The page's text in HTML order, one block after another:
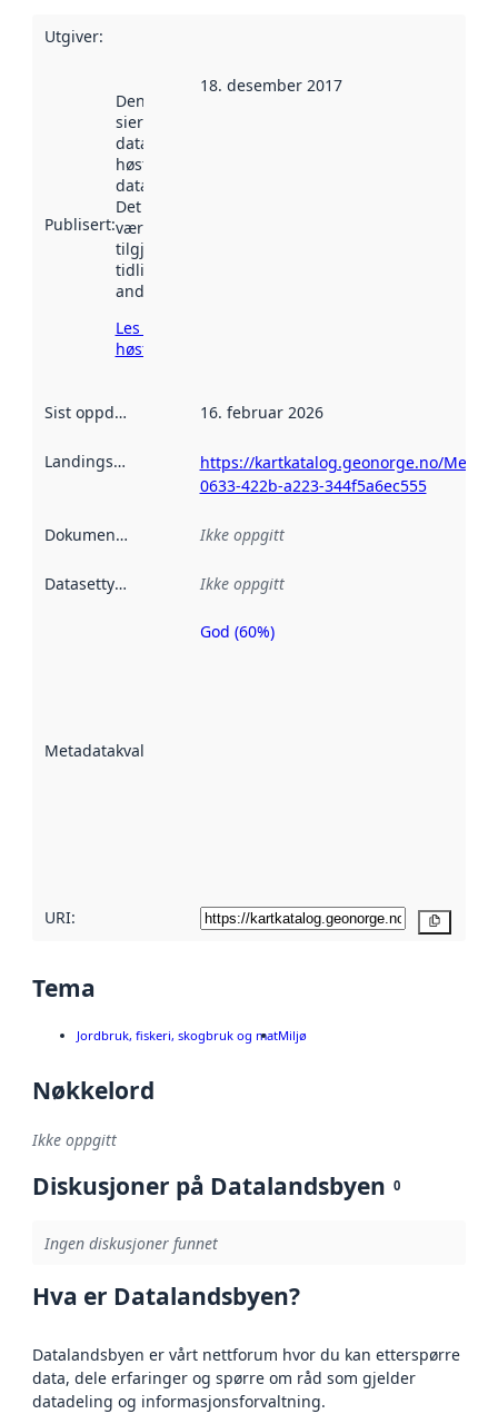
Utgiver:
Publisert:
Denne datoen
sier når
datasettet ble
høstet av
data.norge.no.
Det kan ha
vært
tilgjengelig
tidligere
andre steder.
Les mer om
høsting her
18. desember 2017
Sist oppdatert 16. februar 2026
Landingsside
https://kartkatalog.geonorge.no/
0633-422b-a223-344f5a6ec555
Dokumentasjon Ikke oppgitt
Datasettype Ikke oppgitt
Metadatakvalitet
Metadatakvalitet
God (60%)
URI:
Tema
Jordbruk, fiskeri, skogbruk og matMiljø
Nøkkelord
Ikke oppgitt
Diskusjoner på Datalandsbyen 0
Ingen diskusjoner funnet
Hva er Datalandsbyen?
Datalandsbyen er vårt nettforum hvor du kan etterspørre
data, dele erfaringer og spørre om råd som gjelder
datadeling og informasjonsforvaltning.